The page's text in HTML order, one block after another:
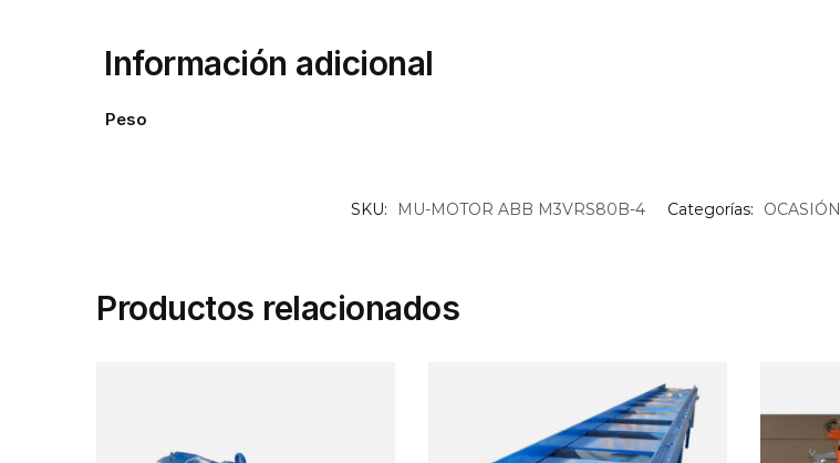
Información adicional
Peso
SKU: MU-MOTOR ABB M3VRS80B-4 Categorías: OCASIÓN
Productos relacionados